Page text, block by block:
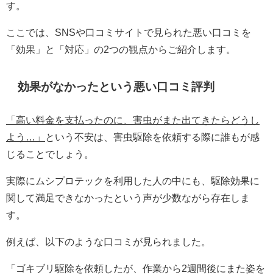
す。
ここでは、SNSや口コミサイトで見られた悪い口コミを
「効果」と「対応」の2つの観点からご紹介します。
効果がなかったという悪い口コミ評判
「高い料金を支払ったのに、害虫がまた出てきたらどうし
よう…」
という不安は、害虫駆除を依頼する際に誰もが感
じることでしょう。
実際にムシプロテックを利用した人の中にも、駆除効果に
関して満足できなかったという声が少数ながら存在しま
す。
例えば、以下のような口コミが見られました。
「ゴキブリ駆除を依頼したが、作業から2週間後にまた姿を